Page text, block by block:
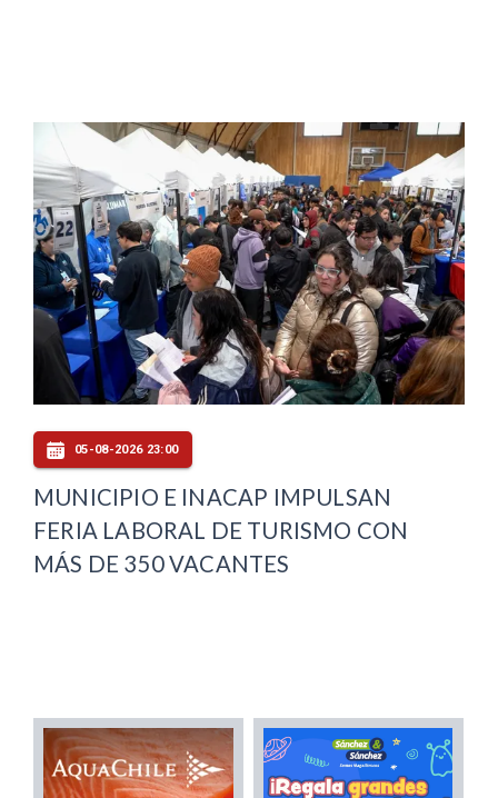
05-08-2026 23:00
MUNICIPIO E INACAP IMPULSAN
FERIA LABORAL DE TURISMO CON
MÁS DE 350 VACANTES